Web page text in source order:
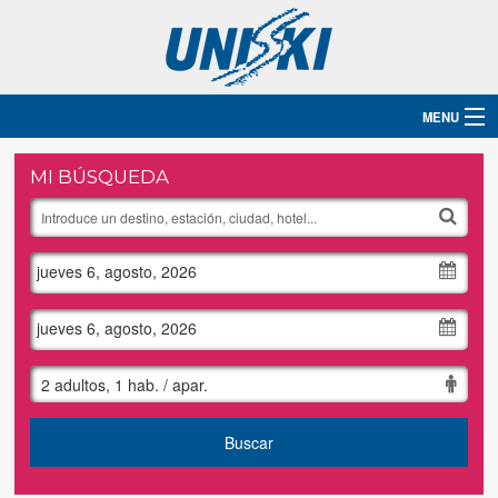
MENU
Inicio
Destinos
Hoteles
Grupos
Contacto
MI BÚSQUEDA
jueves 6, agosto, 2026
jueves 6, agosto, 2026
2 adultos, 1 hab. / apar.
Buscar